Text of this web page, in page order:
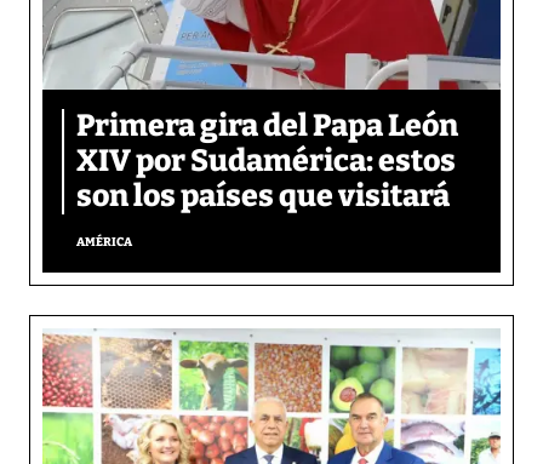
Primera gira del Papa León
XIV por Sudamérica: estos
son los países que visitará
AMÉRICA